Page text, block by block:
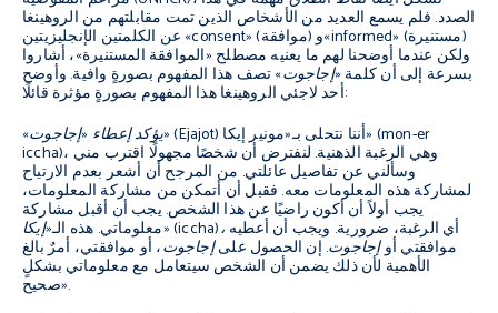
الصدد. فلم يسمع العديد من الأشخاص الذين تمت مقابلتهم من الروهينغا
عن الكلمتين الإنجليزيتين «consent» (موافقة) و«informed» (مستنيرة)
ولكن عندما أوضحنا لهم ما يعنيه مصطلح «الموافقة المستنيرة»، أشاروا
بسرعة إلى أن كلمة «إجاجوت» تصف هذا المفهوم بصورةٍ وافية. وأوضح
أحد لاجئي الروهينغا هذا المفهوم بصورةٍ مؤثرة قائلًا:
«يؤكد إعطاء «إجاجوت»
(Ejajot) أننا نتحلى بـ«مونير إيكا» (mon-er
iccha)، وهي الرغبة الذهنية. لنفترض أن شخصًا مجهولًا اقترب مني
وسألني عن تفاصيل عائلتي. من المرجح أن أشعر بعدم الارتياح
لمشاركة هذه المعلومات معه. فقبل أن أتمكن من مشاركة المعلومات،
يجب أولاً أن أكون راضيًا عن هذا الشخص. يجب أن أقبل مشاركة
معلوماتي. هذه الـ«إيكا» (iccha)،
موافقتي أوإجاجوت. إن الحصول علىإجاجوت، أو موافقتي، أمرٌ بالغ
الأهمية لأن ذلك يضمن أن الشخص سيتعامل مع معلوماتي بشكلٍ
صحيح».